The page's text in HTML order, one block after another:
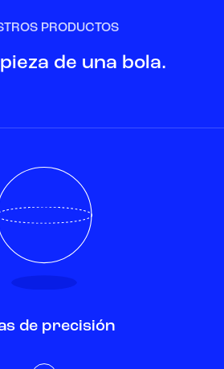
PRODUCTOS
de una bola.
de precisión